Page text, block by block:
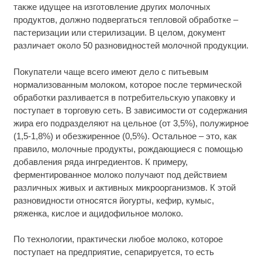
также идущее на изготовление других молочных
продуктов, должно подвергаться тепловой обработке –
пастеризации или стерилизации. В целом, документ
различает около 50 разновидностей молочной продукции.
Покупатели чаще всего имеют дело с питьевым
нормализованным молоком, которое после термической
обработки разливается в потребительскую упаковку и
поступает в торговую сеть. В зависимости от содержания
жира его подразделяют на цельное (от 3,5%), полужирное
(1,5-1,8%) и обезжиренное (0,5%). Остальное – это, как
правило, молочные продукты, рождающиеся с помощью
добавления ряда ингредиентов. К примеру,
ферментированное молоко получают под действием
различных живых и активных микроорганизмов. К этой
разновидности относятся йогурты, кефир, кумыс,
ряженка, кислое и ацидофильное молоко.
По технологии, практически любое молоко, которое
поступает на предприятие, сепарируется, то есть